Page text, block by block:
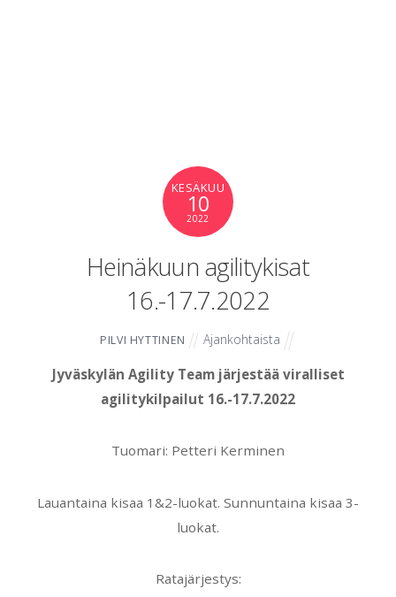
KESÄKUU
10
2022
Heinäkuun agilitykisat
16.-17.7.2022
PILVI HYTTINEN Ajankohtaista
Jyväskylän Agility Team järjestää viralliset
agilitykilpailut 16.-17.7.2022
Tuomari: Petteri Kerminen
Lauantaina kisaa 1&2-luokat. Sunnuntaina kisaa 3-
luokat.
Ratajärjestys: